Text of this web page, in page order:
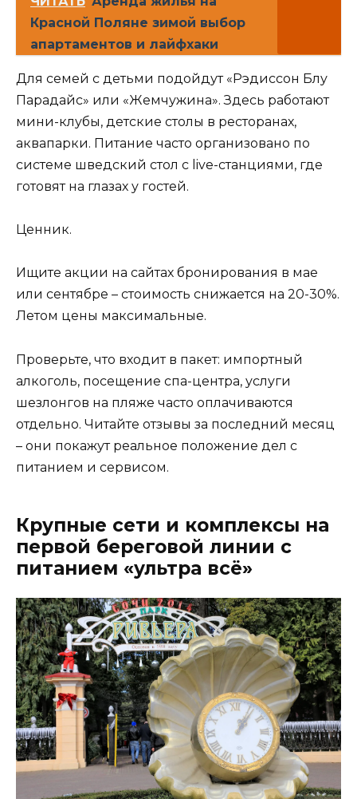
Красной Поляне зимой выбор
апартаментов и лайфхаки
Для семей с детьми подойдут «Рэдиссон Блу
Парадайс» или «Жемчужина». Здесь работают
мини-клубы, детские столы в ресторанах,
аквапарки. Питание часто организовано по
системе шведский стол с live-станциями, где
готовят на глазах у гостей.
Ценник.
Ищите акции на сайтах бронирования в мае
или сентябре – стоимость снижается на 20-30%.
Летом цены максимальные.
Проверьте, что входит в пакет: импортный
алкоголь, посещение спа-центра, услуги
шезлонгов на пляже часто оплачиваются
отдельно. Читайте отзывы за последний месяц
– они покажут реальное положение дел с
питанием и сервисом.
Крупные сети и комплексы на
первой береговой линии с
питанием «ультра всё»